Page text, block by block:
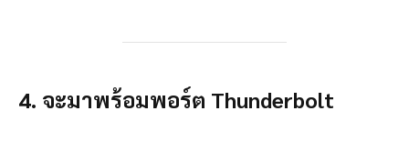
4. จะมาพร้อมพอร์ต Thunderbolt